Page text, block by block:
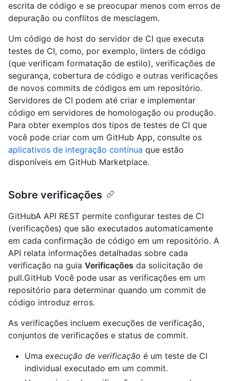
escrita de código e se preocupar menos com erros de
depuração ou conflitos de mesclagem.
Um código de host do servidor de CI que executa
testes de CI, como, por exemplo, linters de código
(que verificam formatação de estilo), verificações de
segurança, cobertura de código e outras verificações
de novos commits de códigos em um repositório.
Servidores de CI podem até criar e implementar
código em servidores de homologação ou produção.
Para obter exemplos dos tipos de testes de CI que
você pode criar com um GitHub App, consulte os
aplicativos de integração contínua que estão
disponíveis em GitHub Marketplace.
Sobre verificações
GitHubA API REST permite configurar testes de CI
(verificações) que são executados automaticamente
em cada confirmação de código em um repositório. A
API relata informações detalhadas sobre cada
verificação na guia Verificações da solicitação de
pull.GitHub Você pode usar as verificações em um
repositório para determinar quando um commit de
código introduz erros.
As verificações incluem execuções de verificação,
conjuntos de verificações e status de commit.
Uma execução de verificação é um teste de CI
individual executado em um commit.